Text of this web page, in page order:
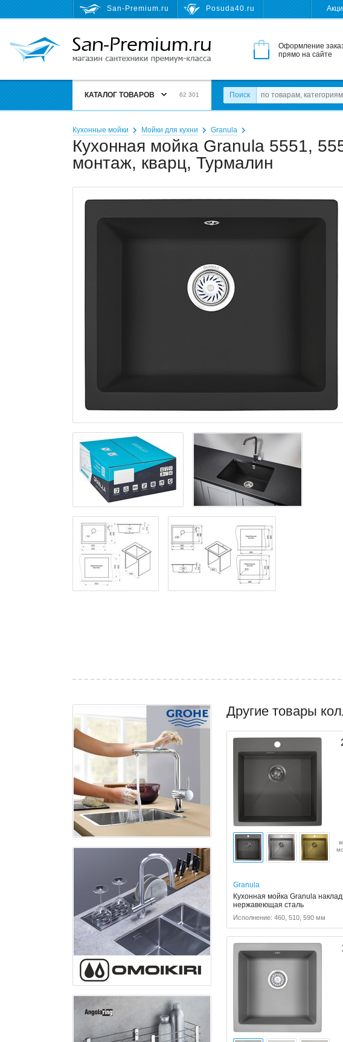
San-Premium.ru Posuda40.ru
Оформление
прямо на сайте
КАТАЛОГ ТОВАРОВ 62 301 Поиск
Кухонные мойки Мойки для кухни Granula
Кухонная мойка Granula 5551,
монтаж, кварц, Турмалин
Другие товары
Granula
Кухонная мойка Granula
нержавеющая сталь
Исполнение: 460, 510, 590 мм